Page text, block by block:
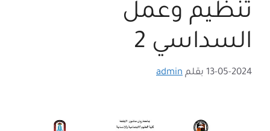
تنظيم وعمل
السداسي 2
13-05-2024 بقلم admin